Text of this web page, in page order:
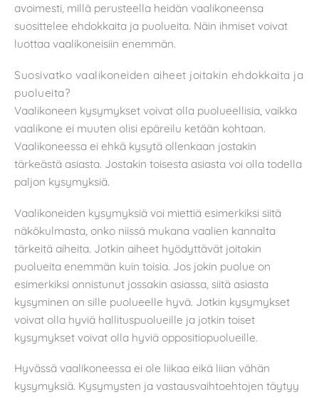
avoimesti, millä perusteella heidän vaalikoneensa
suosittelee ehdokkaita ja puolueita. Näin ihmiset voivat
luottaa vaalikoneisiin enemmän.
Suosivatko vaalikoneiden aiheet joitakin ehdokkaita ja
puolueita?
Vaalikoneen kysymykset voivat olla puolueellisia, vaikka
vaalikone ei muuten olisi epäreilu ketään kohtaan.
Vaalikoneessa ei ehkä kysytä ollenkaan jostakin
tärkeästä asiasta. Jostakin toisesta asiasta voi olla todella
paljon kysymyksiä.
Vaalikoneiden kysymyksiä voi miettiä esimerkiksi siitä
näkökulmasta, onko niissä mukana vaalien kannalta
tärkeitä aiheita. Jotkin aiheet hyödyttävät joitakin
puolueita enemmän kuin toisia. Jos jokin puolue on
esimerkiksi onnistunut jossakin asiassa, siitä asiasta
kysyminen on sille puolueelle hyvä. Jotkin kysymykset
voivat olla hyviä hallituspuolueille ja jotkin toiset
kysymykset voivat olla hyviä oppositiopuolueille.
Hyvässä vaalikoneessa ei ole liikaa eikä liian vähän
kysymyksiä. Kysymysten ja vastausvaihtoehtojen täytyy